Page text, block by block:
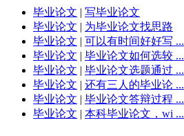
毕业论文 | 写毕业论文
毕业论文 | 为毕业论文找思路
毕业论文 | 可以有时间好好写 ...
毕业论文 | 毕业论文如何选较 ...
毕业论文 | 毕业论文选题通过 ...
毕业论文 | 还有三人的毕业论 ...
毕业论文 | 毕业论文答辩过程 ...
毕业论文 | 本科毕业论文，wi ...